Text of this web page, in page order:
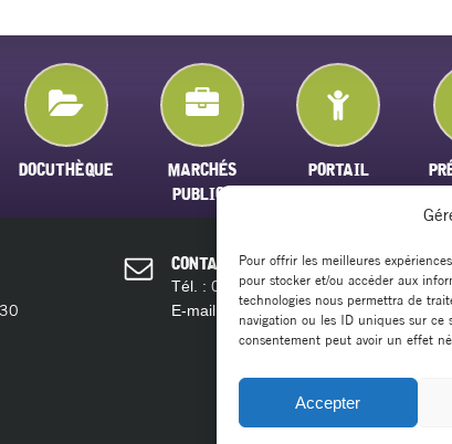
Pour offrir les meilleures
pour stocker et/ou accéder aux
technologies nous permettra de
navigation ou les ID uniques sur
consentement peut avoir un effet
Accepter
DOCUTHÈQUE
MARCHÉS
PUBLICS
PORTAIL
CONTACT :
Tél. :04 11 28 13 20
E-mail : contact@marsillargues.fr